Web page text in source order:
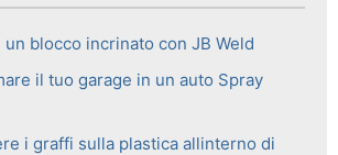
blocco incrinato con JB Weld
il tuo garage in un auto Spray
i graffi sulla plastica allinterno di